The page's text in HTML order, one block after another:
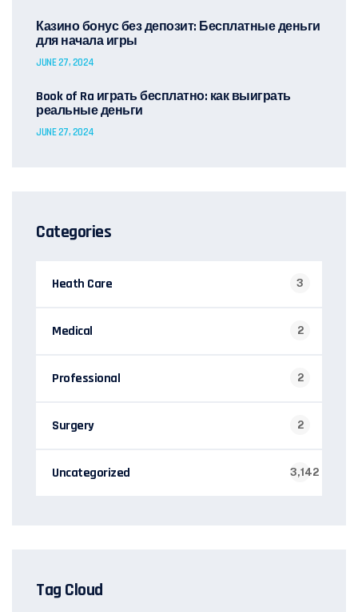
Казино бонус без депозит: Бесплатные деньги
для начала игры
JUNE 27, 2024
Book of Ra играть бесплатно: как выиграть
реальные деньги
JUNE 27, 2024
Categories
Heath Care 3
Medical 2
Professional 2
Surgery 2
Uncategorized 3,142
Tag Cloud